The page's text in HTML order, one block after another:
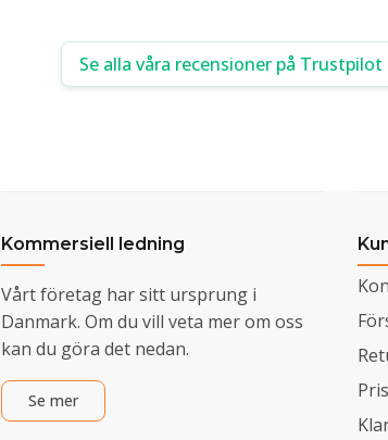
Se alla våra recensioner på Trustpilot
Kommersiell ledning
Vårt företag har sitt ursprung i
Danmark. Om du vill veta mer om oss
kan du göra det nedan.
Se mer